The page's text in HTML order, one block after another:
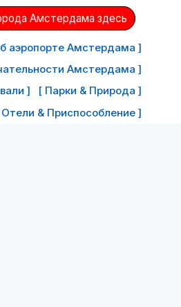
Амстердама здесь
аэропорте Амстердама ]
Амстердама ]
]
[ Парки & Природа ]
Отели & Приспособление ]